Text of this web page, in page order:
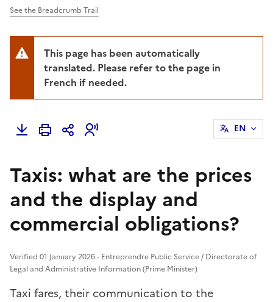
See the Breadcrumb Trail
This page has been automatically
translated. Please refer to the page in
French if needed.
EN
Taxis: what are the prices
and the display and
commercial obligations?
Verified 01 January 2026 - Entreprendre Public Service / Directorate of
Legal and Administrative Information (Prime Minister)
Taxi fares, their communication to the